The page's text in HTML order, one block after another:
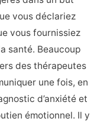
vous déclariez
vous fournissiez
santé. Beaucoup
des thérapeutes
une fois, en
d’anxiété et
émotionnel. Il y